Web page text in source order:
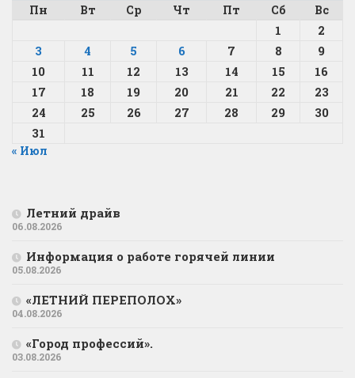
Пн
Вт Ср Чт Пт Сб Вс
1
2
3
4 5 6 7 8
9
10
11 12 13 14 15
16
17
18 19 20 21 22
23
24
25 26 27 28 29
30
31
« Июл
Летний драйв
06.08.2026
Информация о работе горячей линии
05.08.2026
«ЛЕТНИЙ ПЕРЕПОЛОХ»
04.08.2026
«Город профессий».
03.08.2026